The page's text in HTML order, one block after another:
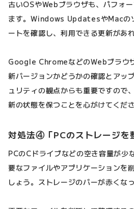
古いOSやWebブラウザも、パフォ
ます。Windows UpdatesやMacの
ートを確認し、利用できる更新があ
Google ChromeなどのWebブラウ
新バージョンかどうかの確認とアッ
ュリティの観点からも重要ですので
新の状態を保つことを心がけてくださ
対処法④「PCのストレージを
PCのCドライブなどの空き容量が少
要なファイルやアプリケーションを
しょう。ストレージのバーが赤くな